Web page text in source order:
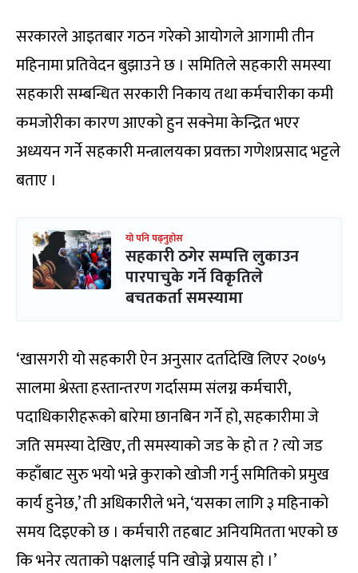
सरकारले आइतबार गठन गरेको आयोगले आगामी तीन
महिनामा प्रतिवेदन बुझाउने छ । समितिले सहकारी समस्या
सहकारी सम्बन्धित सरकारी निकाय तथा कर्मचारीका कमी
कमजोरीका कारण आएको हुन सक्नेमा केन्द्रित भएर
अध्ययन गर्ने सहकारी मन्त्रालयका प्रवक्ता गणेशप्रसाद भट्टले
बताए ।
यो पनि पढ्नुहोस
सहकारी ठगेर सम्पत्ति लुकाउन
पारपाचुके गर्ने विकृतिले
बचतकर्ता समस्यामा
‘खासगरी यो सहकारी ऐन अनुसार दर्तादेखि लिएर २०७५
सालमा श्रेस्ता हस्तान्तरण गर्दासम्म संलग्न कर्मचारी,
पदाधिकारीहरूको बारेमा छानबिन गर्ने हो, सहकारीमा जे
जति समस्या देखिए, ती समस्याको जड के हो त ? त्यो जड
कहाँबाट सुरु भयो भन्ने कुराको खोजी गर्नु समितिको प्रमुख
कार्य हुनेछ,’ ती अधिकारीले भने, ‘यसका लागि ३ महिनाको
समय दिइएको छ । कर्मचारी तहबाट अनियमितता भएको छ
कि भनेर त्यताको पक्षलाई पनि खोज्ने प्रयास हो ।’